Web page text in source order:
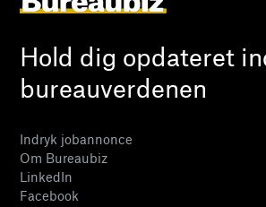
Hold dig opdateret
bureauverdenen
Indryk jobannonce
Om Bureaubiz
LinkedIn
Facebook